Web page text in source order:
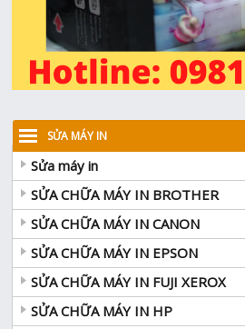
SỬA MÁY IN
Sửa máy in
SỬA CHỮA MÁY IN BROTHER
SỬA CHỮA MÁY IN CANON
SỬA CHỮA MÁY IN EPSON
SỬA CHỮA MÁY IN FUJI XEROX
SỬA CHỮA MÁY IN HP